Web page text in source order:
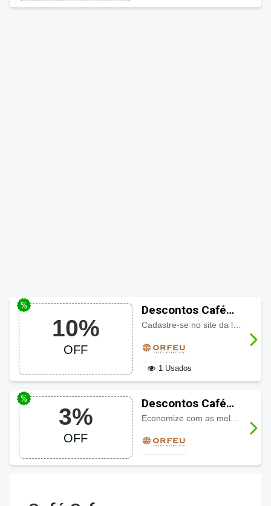
10%
OFF
Descontos Café
Orfeu, ganhe 10%
1 Usados
3%
OFF
Descontos Café
Orfeu 3% pagando